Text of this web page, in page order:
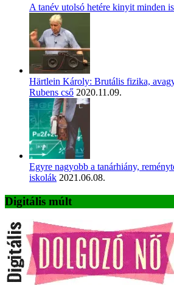
A tanév utolsó hetére kinyit minden
Härtlein Károly: Brutális fizika,
Rubens cső 2020.11.09.
Egyre nagyobb a tanárhiány,
iskolák 2021.06.08.
Digitális múlt